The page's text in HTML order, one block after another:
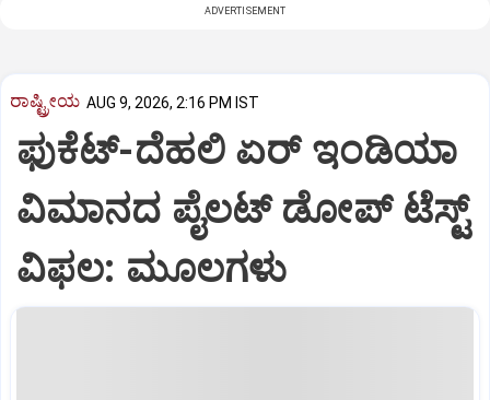
ADVERTISEMENT
ರಾಷ್ಟ್ರೀಯ AUG 9, 2026, 2:16 PM IST
ಫುಕೆಟ್‌-ದೆಹಲಿ ಏರ್‌ ಇಂಡಿಯಾ
ವಿಮಾನದ ಪೈಲಟ್‌ ಡೋಪ್‌ ಟೆಸ್ಟ್‌
ವಿಫಲ: ಮೂಲಗಳು